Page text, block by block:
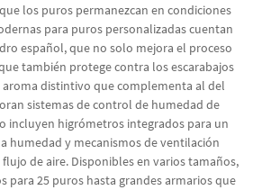
los puros permanezcan en condiciones
para puros personalizadas cuentan
español, que no solo mejora el proceso
también protege contra los escarabajos
distintivo que complementa al del
sistemas de control de humedad de
incluyen higrómetros integrados para un
humedad y mecanismos de ventilación
de aire. Disponibles en varios tamaños,
para 25 puros hasta grandes armarios que